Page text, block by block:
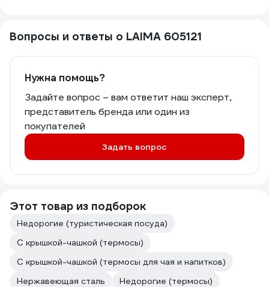
Вопросы и ответы о LAIMA 605121
Нужна помощь?
Задайте вопрос – вам ответит наш эксперт,
представитель бренда или один из
покупателей
Задать вопрос
Этот товар из подборок
Недорогие (туристическая посуда)
С крышкой-чашкой (термосы)
С крышкой-чашкой (термосы для чая и напитков)
Нержавеющая сталь
Недорогие (термосы)